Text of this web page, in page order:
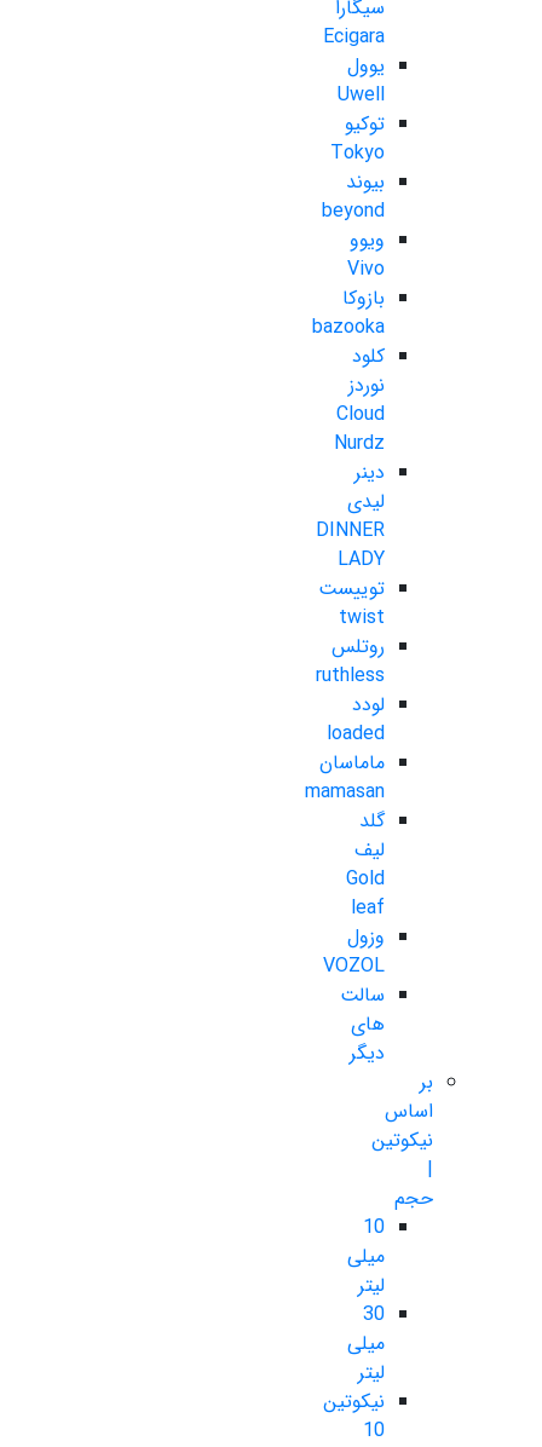
سیگارا
Ecigara
یوول
Uwell
توکیو
Tokyo
بیوند
beyond
ویوو
Vivo
بازوکا
bazooka
کلود
نوردز
Cloud
Nurdz
دینر
لیدی
DINNER
LADY
توییست
twist
روتلس
ruthless
لودد
loaded
ماماسان
mamasan
گلد
لیف
Gold
leaf
وزول
VOZOL
سالت
های
دیگر
بر
اساس
نیکوتین
|
حجم
10
میلی
لیتر
30
میلی
لیتر
نیکوتین
10